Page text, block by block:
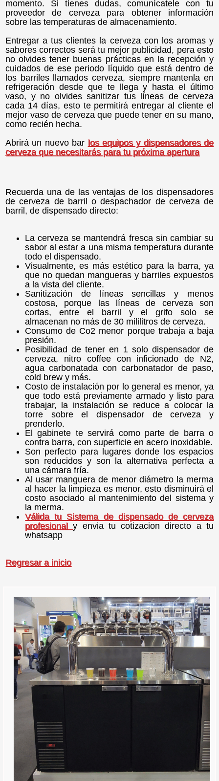
momento. Si tienes dudas, comunícatele con tu
proveedor de cerveza para obtener información
sobre las temperaturas de almacenamiento.
Entregar a tus clientes la cerveza con los aromas y
sabores correctos será tu mejor publicidad, pera esto
no olvides tener buenas prácticas en la recepción y
cuidados de ese periodo líquido que está dentro de
los barriles llamados cerveza, siempre mantenla en
refrigeración desde que te llega y hasta el último
vaso, y no olvides sanitizar tus líneas de cerveza
cada 14 días, esto te permitirá entregar al cliente el
mejor vaso de cerveza que puede tener en su mano,
como recién hecha.
Abrirá un nuevo bar los equipos y dispensadores de
cerveza que necesitarás para tu próxima apertura
Recuerda una de las ventajas de los dispensadores
de cerveza de barril o despachador de cerveza de
barril, de dispensado directo:
La cerveza se mantendrá fresca sin cambiar su
sabor al estar a una misma temperatura durante
todo el dispensado.
Visualmente, es más estético para la barra, ya
que no quedan mangueras y barriles expuestos
a la vista del cliente.
Sanitización de líneas sencillas y menos
costosa, porque las líneas de cerveza son
cortas, entre el barril y el grifo solo se
almacenan no más de 30 mililitros de cerveza.
Consumo de Co2 menor porque trabaja a baja
presión.
Posibilidad de tener en 1 solo dispensador de
cerveza, nitro coffee con inficionado de N2,
agua carbonatada con carbonatador de paso,
cold brew y más.
Costo de instalación por lo general es menor, ya
que todo está previamente armado y listo para
trabajar, la instalación se reduce a colocar la
torre sobre el dispensador de cerveza y
prenderlo.
El gabinete te servirá como parte de barra o
contra barra, con superficie en acero inoxidable.
Son perfecto para lugares donde los espacios
son reducidos y son la alternativa perfecta a
una cámara fría.
Al usar manguera de menor diámetro la merma
al hacer la limpieza es menor, esto disminuirá el
costo asociado al mantenimiento del sistema y
la merma.
Válida tu Sistema de dispensado de cerveza
profesionaly envia tu cotizacion directo a tu
whatsapp
Regresar a inicio